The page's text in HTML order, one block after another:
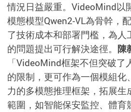
情況日益嚴重。 VideoMind以
模態模型Qwen2-VL為骨幹，
了技術成本和部署門檻，為人
的問題提出可行解決途徑。 陳
「VideoMind框架不但突破了
的限制，更可作為一個模組化
力的多模態推理框架，拓展生
範圍 ， 如智能保安監控、體育